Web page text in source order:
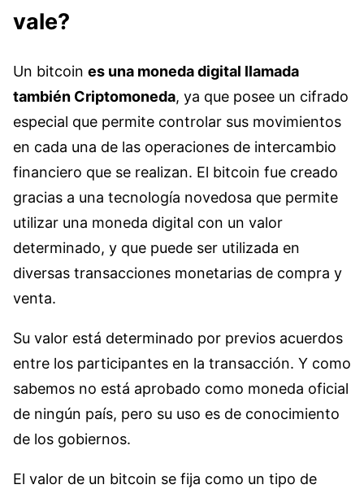
vale?
Un bitcoin es una moneda digital llamada
también Criptomoneda, ya que posee un cifrado
especial que permite controlar sus movimientos
en cada una de las operaciones de intercambio
financiero que se realizan. El bitcoin fue creado
gracias a una tecnología novedosa que permite
utilizar una moneda digital con un valor
determinado, y que puede ser utilizada en
diversas transacciones monetarias de compra y
venta.
Su valor está determinado por previos acuerdos
entre los participantes en la transacción. Y como
sabemos no está aprobado como moneda oficial
de ningún país, pero su uso es de conocimiento
de los gobiernos.
El valor de un bitcoin se fija como un tipo de